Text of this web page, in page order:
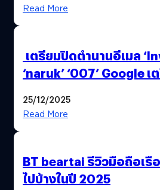
Read More
เตรียมปิดตำนานอีเมล
‘naruk’ ‘007’ Google เ
25/12/2025
Read More
BT beartai รีวิวมือถือเรื
ไปบ้างในปี 2025